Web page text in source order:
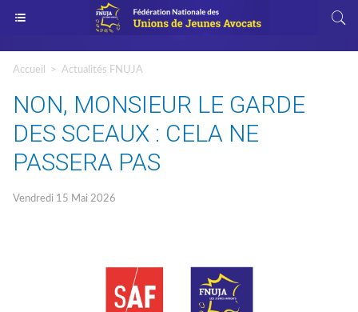
Accueil > Actualités FNUJA
NON, MONSIEUR LE GARDE
DES SCEAUX : CELA NE
PASSERA PAS
Vendredi 15 Mai 2026